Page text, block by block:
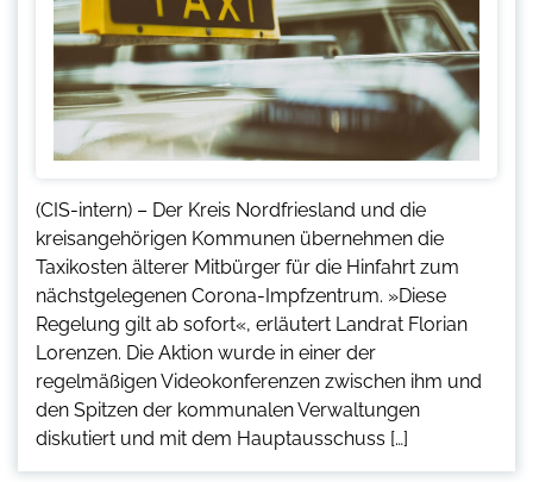
(CIS-intern) – Der Kreis Nordfriesland und die
kreisangehörigen Kommunen übernehmen die
Taxikosten älterer Mitbürger für die Hinfahrt zum
nächstgelegenen Corona-Impfzentrum. »Diese
Regelung gilt ab sofort«, erläutert Landrat Florian
Lorenzen. Die Aktion wurde in einer der
regelmäßigen Videokonferenzen zwischen ihm und
den Spitzen der kommunalen Verwaltungen
diskutiert und mit dem Hauptausschuss […]